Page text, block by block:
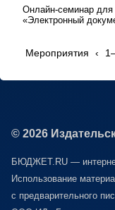
Онлайн-семинар
«Электронный
Мероприятия ‹
© 2026
БЮДЖЕТ.RU —
Использование
с предварительного